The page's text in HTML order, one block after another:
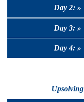
Day 2: »
Day 3: »
Day 4: »
Upsolving